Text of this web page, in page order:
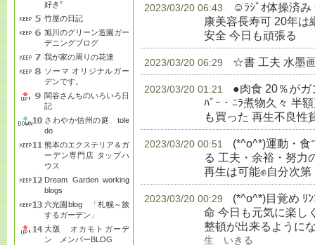
好き”
竹屋の日記
旭川のグリーン造園ガー
デニングブログ
我が家の周りの花達
ソーマ オリジナルガー
デンです。
関谷さんちのいろいろ日
記
さわやか信州の庭 tole
do
熊本のエクステリア＆ガ
ーデン専門店 タップハ
ウス
Dream Garden working
blogs
六光園blog 「札幌～旅
するガーデン」
大阪 オカモトガーデ
ン メンバーBLOG
2023/03/20 06:43
☺ﾗｼﾞｵ体操済み
康美容長寿可 20年は
安全 今日も頑張る
2023/03/20 06:29 ☆書 工夫 水墨
2023/03/20 01:21
●肉食 20％がガ
ﾊﾞｰ・ﾆﾗ煮物久々 半
も買った 再生不良性
2023/03/20 00:51
(*^o^*)運動・
る 工夫・余裕・努力
再生は可能✊自分次第
2023/03/20 00:29
(*^o^*)目覚め ﾘ
命 今日も元気に楽し
整頓が出来るように
生 いきる